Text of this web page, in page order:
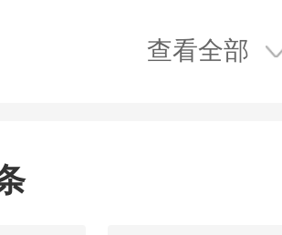
查看全部